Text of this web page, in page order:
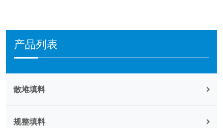
产品列表
散堆填料
规整填料